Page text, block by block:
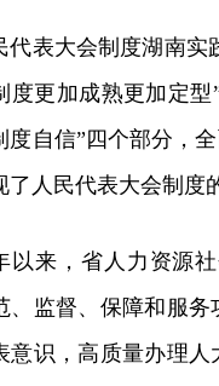
代表大会制度湖南实
度更加成熟更加定
度自信”四个部分，
了人民代表大会制度
以来，省人力资源
、监督、保障和服
意识，高质量办理